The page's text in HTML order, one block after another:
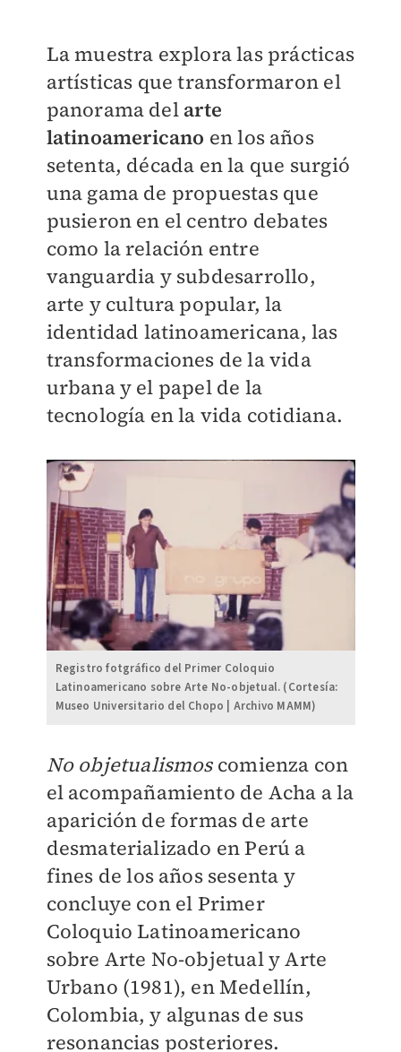
La muestra explora las prácticas
artísticas que transformaron el
panorama del arte
latinoamericano en los años
setenta, década en la que surgió
una gama de propuestas que
pusieron en el centro debates
como la relación entre
vanguardia y subdesarrollo,
arte y cultura popular, la
identidad latinoamericana, las
transformaciones de la vida
urbana y el papel de la
tecnología en la vida cotidiana.
Registro fotgráfico del Primer Coloquio
Latinoamericano sobre Arte No-objetual. (Cortesía:
Museo Universitario del Chopo | Archivo MAMM)
No objetualismoscomienza con
el acompañamiento de Acha a la
aparición de formas de arte
desmaterializado en Perú a
fines de los años sesenta y
concluye con el Primer
Coloquio Latinoamericano
sobre Arte No-objetual y Arte
Urbano (1981), en Medellín,
Colombia, y algunas de sus
resonancias posteriores.